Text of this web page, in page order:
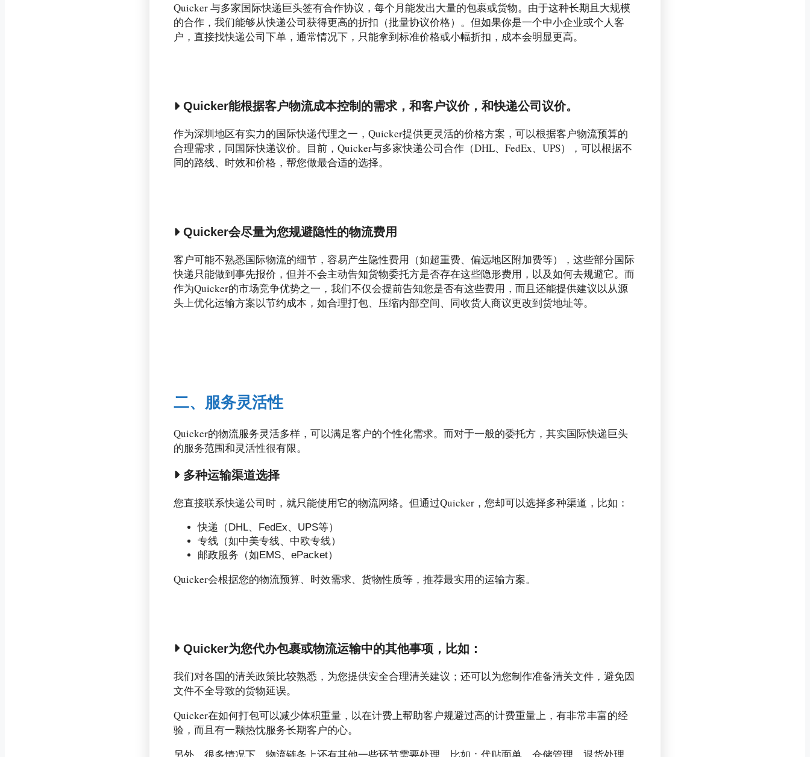
Quicker 与多家国际快递巨头签有合作协议，每个月能发出大量的包裹或货物。由于这种长期且大规模
的合作，我们能够从快递公司获得更高的折扣（批量协议价格）。但如果你是一个中小企业或个人客
户，直接找快递公司下单，通常情况下，只能拿到标准价格或小幅折扣，成本会明显更高。
Quicker能根据客户物流成本控制的需求，和客户议价，和快递公司议价。
作为深圳地区有实力的国际快递代理之一，Quicker提供更灵活的价格方案，可以根据客户物流预算的
合理需求，同国际快递议价。目前，Quicker与多家快递公司合作（DHL、FedEx、UPS），可以根据不
同的路线、时效和价格，帮您做最合适的选择。
Quicker会尽量为您规避隐性的物流费用
客户可能不熟悉国际物流的细节，容易产生隐性费用（如超重费、偏远地区附加费等），这些部分国际
快递只能做到事先报价，但并不会主动告知货物委托方是否存在这些隐形费用，以及如何去规避它。而
作为Quicker的市场竞争优势之一，我们不仅会提前告知您是否有这些费用，而且还能提供建议以从源
头上优化运输方案以节约成本，如合理打包、压缩内部空间、同收货人商议更改到货地址等。
二、服务灵活性
Quicker的物流服务灵活多样，可以满足客户的个性化需求。而对于一般的委托方，其实国际快递巨头
的服务范围和灵活性很有限。
多种运输渠道选择
您直接联系快递公司时，就只能使用它的物流网络。但通过Quicker，您却可以选择多种渠道，比如：
快递（DHL、FedEx、UPS等）
专线（如中美专线、中欧专线）
邮政服务（如EMS、ePacket）
Quicker会根据您的物流预算、时效需求、货物性质等，推荐最实用的运输方案。
Quicker为您代办包裹或物流运输中的其他事项，比如：
我们对各国的清关政策比较熟悉，为您提供安全合理清关建议；还可以为您制作准备清关文件，避免因
文件不全导致的货物延误。
Quicker在如何打包可以减少体积重量，以在计费上帮助客户规避过高的计费重量上，有非常丰富的经
验，而且有一颗热忱服务长期客户的心。
另外，很多情况下，物流链条上还有其他一些环节需要处理，比如：代贴面单、仓储管理、退货处理